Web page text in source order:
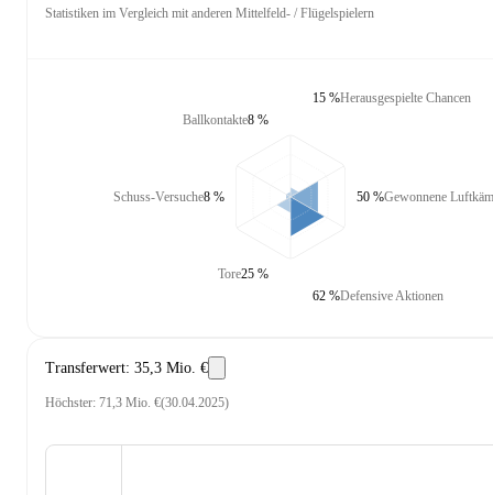
Statistiken im Vergleich mit anderen Mittelfeld- / Flügelspielern
Ballkontakte8 %
Schuss-Versuche8 %
Tore25 %
Herausgespielte Chancen
15 %
Gewonnene
50 %
Defensive Aktionen
62 %
Transferwert: 35,3 Mio. €
Höchster: 71,3 Mio. €(30.04.2025)